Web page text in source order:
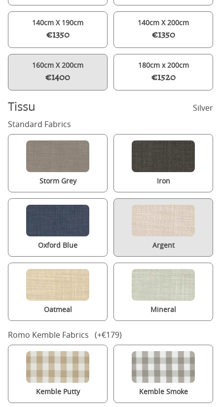
140cm X 190cm
€1350
140cm X 200cm
€1350
160cm X 200cm
€1400
180cm x 200cm
€1520
Tissu
Silver
Standard Fabrics
Storm Grey Iron
Oxford Blue Argent
Oatmeal Mineral
Romo Kemble Fabrics (+€179)
Kemble Putty Kemble Smoke